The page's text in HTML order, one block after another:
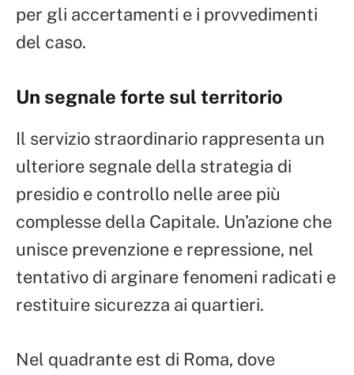
per gli accertamenti e i provvedimenti
del caso.
Un segnale forte sul territorio
Il servizio straordinario rappresenta un
ulteriore segnale della strategia di
presidio e controllo nelle aree più
complesse della Capitale. Un’azione che
unisce prevenzione e repressione, nel
tentativo di arginare fenomeni radicati e
restituire sicurezza ai quartieri.
Nel quadrante est di Roma, dove